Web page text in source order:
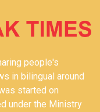
people's
in bilingual around
started on
under the Ministry